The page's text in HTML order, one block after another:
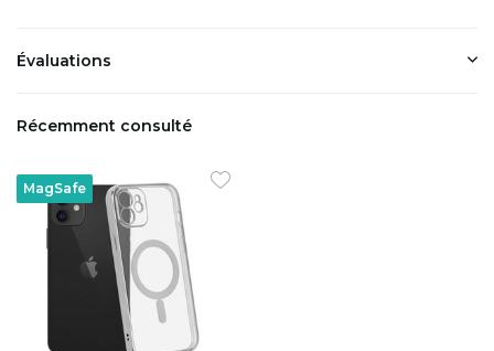
Évaluations
Récemment consulté
MagSafe